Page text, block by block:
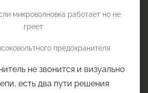
предохранителя
не звонится и визуально
есть два пути решения